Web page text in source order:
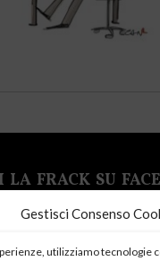
Gestisci Consenso
utilizziamo tecnologie
LA FRACK SU